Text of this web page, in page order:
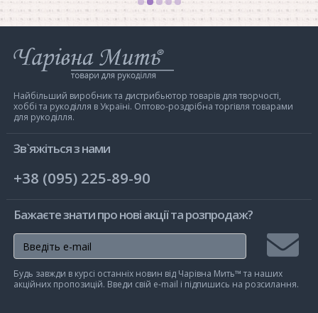
Інтернет-
магазин
Мить
Найбільший виробник та дистрибьютор товарів для творчості,
хоббі та рукоділля в Україні. Оптово-роздрібна торгівля товарами
для рукоділля.
Зв`яжіться з нами
+38 (095) 225-89-90
Бажаєте знати про нові акції та розпродаж?
на
Будь завжди в курсі останніх новин від Чарівна Мить™ та наших
акційних пропозицій. Введи свій e-mail і підпишись на розсилання.